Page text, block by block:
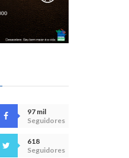
97 mil
Seguidores
618
Seguidores